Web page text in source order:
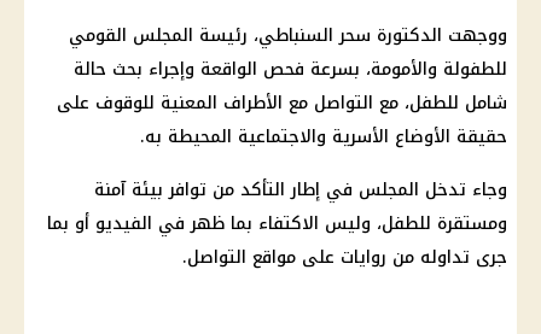
ووجهت الدكتورة سحر السنباطي، رئيسة المجلس القومي
للطفولة والأمومة، بسرعة فحص الواقعة وإجراء بحث حالة
شامل للطفل، مع التواصل مع الأطراف المعنية للوقوف على
حقيقة الأوضاع الأسرية والاجتماعية المحيطة به.
وجاء تدخل المجلس في إطار التأكد من توافر بيئة آمنة
ومستقرة للطفل، وليس الاكتفاء بما ظهر في الفيديو أو بما
جرى تداوله من روايات على مواقع التواصل.